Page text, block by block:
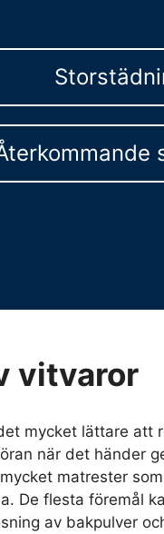
vitvaror
mycket lättare att
när det händer
matrester
De flesta föremål
av bakpulver